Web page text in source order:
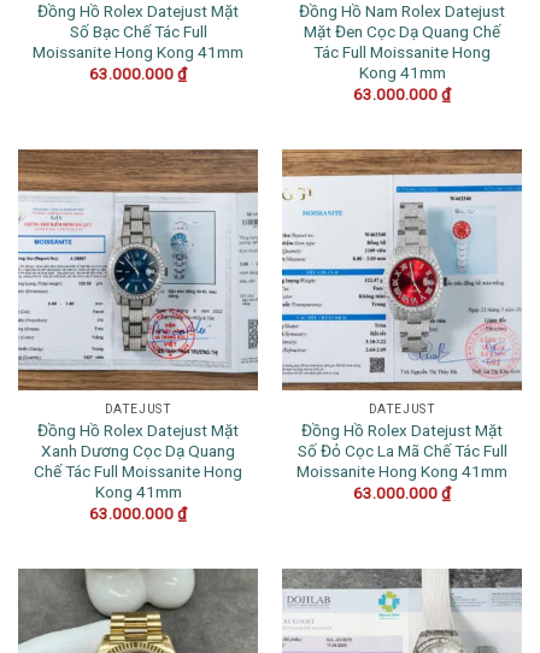
Đồng Hồ Rolex Datejust Mặt
Số Bạc Chế Tác Full
Moissanite Hong Kong 41mm
63.000.000₫
Đồng Hồ Nam Rolex Datejust
Mặt Đen Cọc Dạ Quang Chế
Tác Full Moissanite Hong
Kong 41mm
63.000.000₫
DATEJUST
Đồng Hồ Rolex Datejust Mặt
Xanh Dương Cọc Dạ Quang
Chế Tác Full Moissanite Hong
Kong 41mm
63.000.000₫
DATEJUST
Đồng Hồ Rolex Datejust Mặt
Số Đỏ Cọc La Mã Chế Tác Full
Moissanite Hong Kong 41mm
63.000.000₫